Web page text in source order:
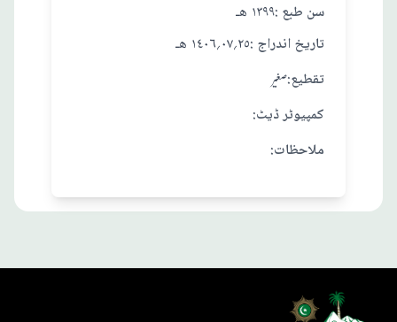
١٣٩٩ هـ : سن طبع
٢٥؍٠٧؍١٤٠٦ هـ : تاريخ اندراج
صغير :تقطيع
:کمپیوٹر ڈیٹ
:ملاحظات